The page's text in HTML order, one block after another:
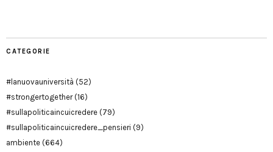
CATEGORIE
#lanuovauniversità (52)
#strongertogether(16)
#sullapoliticaincuicredere (79)
#sullapoliticaincuicredere_pensieri (9)
ambiente (664)